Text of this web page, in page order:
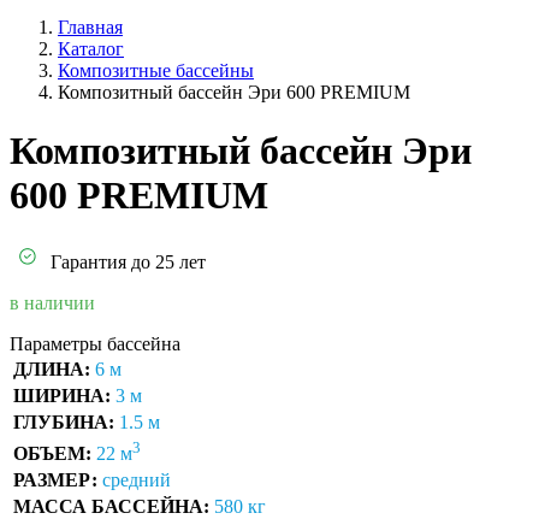
Главная
Каталог
Композитные бассейны
Композитный бассейн Эри 600 PREMIUM
Композитный бассейн Эри
600 PREMIUM
Гарантия до 25 лет
в наличии
Параметры бассейна
ДЛИНА: 6 м
ШИРИНА: 3 м
ГЛУБИНА: 1.5 м
ОБЪЕМ: 22 м3
РАЗМЕР: средний
МАССА БАССЕЙНА: 580 кг